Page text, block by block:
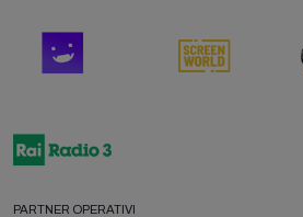
PARTNER OPERATIVI